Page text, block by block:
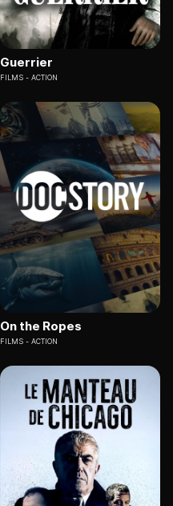
Guerrier
FILMS ACTION
On the Ropes
FILMS ACTION